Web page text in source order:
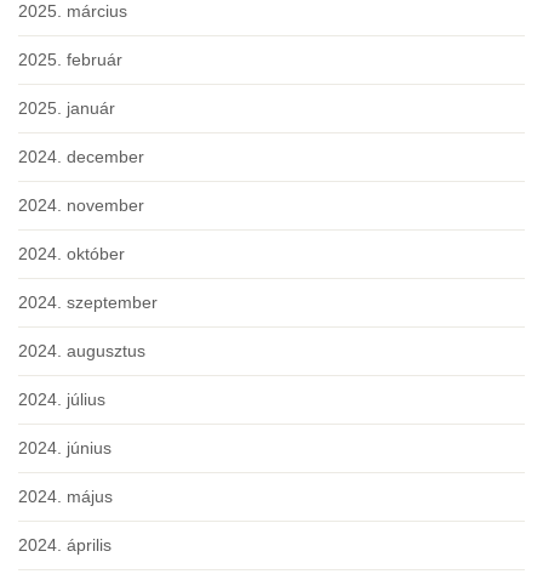
2025. március
2025. február
2025. január
2024. december
2024. november
2024. október
2024. szeptember
2024. augusztus
2024. július
2024. június
2024. május
2024. április